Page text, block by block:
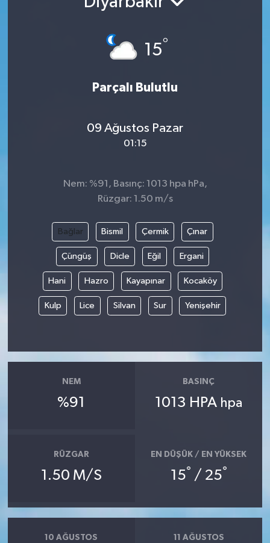
15°
Parçalı Bulutlu
09 Ağustos Pazar
01:15
Nem: %91, Basınç: 1013 hpa hPa,
Rüzgar: 1.50 m/s
Bağlar Bismil Çermik Çınar
Çüngüş Dicle Eğil Ergani
Hani Hazro Kayapınar Kocaköy
Kulp Lice Silvan Sur Yenişehir
NEM
%91
BASINÇ
1013 HPA hpa
RÜZGAR
1.50 M/S
EN DÜŞÜK / EN YÜKSEK
15° / 25°
10 AĞUSTOS 11 AĞUSTOS